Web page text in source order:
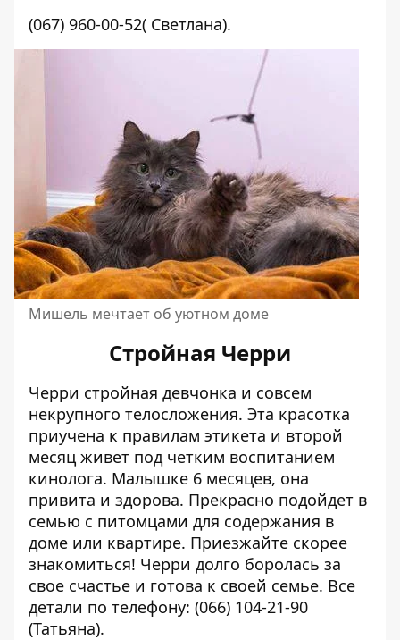
(067) 960-00-52( Светлана).
Мишель мечтает об уютном доме
Стройная Черри
Черри стройная девчонка и совсем
некрупного телосложения. Эта красотка
приучена к правилам этикета и второй
месяц живет под четким воспитанием
кинолога. Малышке 6 месяцев, она
привита и здорова. Прекрасно подойдет в
семью с питомцами для содержания в
доме или квартире. Приезжайте скорее
знакомиться! Черри долго боролась за
свое счастье и готова к своей семье. Все
детали по телефону: (066) 104-21-90
(Татьяна).